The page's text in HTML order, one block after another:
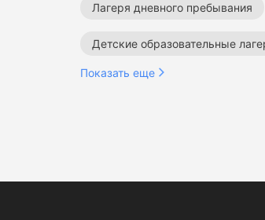
Лагеря дневного пребывания
Детские образовательные
Летние языковые лагеря
Показать еще